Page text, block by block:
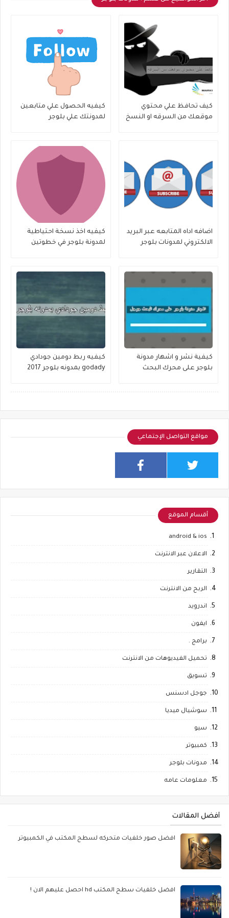
كيف تحافظ علي محتوي
موقعك من السرقه او النسخ
كيفيه الحصول علي متابعين
لمدونتك علي بلوجر
اضافه اداه المتابعه عبر البريد
الالكتروني لمدونات بلوجر
كيفيه اخذ نسخة احتياطية
لمدونة بلوجر في خطوتين
كيفية نشر و اشهار مدونة
بلوجر على محرك البحث
كيفيه ربط دومين جودادي
godady بمدونه بلوجر 2017
مواقع التواصل الإجتماعي
أقسام الموقع
android & ios
الاعلان عبر الانترنت
التقارير
الربح من الانترنت
اندرويد
ايفون
برامج .
تحميل الفيديوهات من الانترنت
تسويق
جوجل ادسنس
سوشيال ميديا
سيو
كمبيوتر
مدونات بلوجر
معلومات عامه
أفضل المقالات
افضل صور خلفيات متحركه لسطح المكتب في الكمبيوتر
افضل خلفيات سطح المكتب hd احصل عليهم الان !